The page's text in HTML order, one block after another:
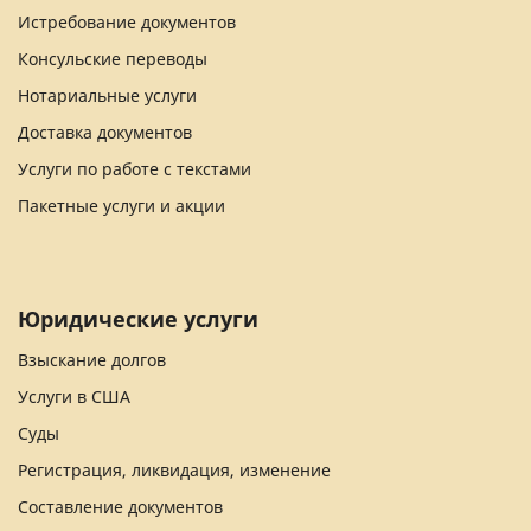
Истребование документов
Консульские переводы
Нотариальные услуги
Доставка документов
Услуги по работе с текстами
Пакетные услуги и акции
Юридические услуги
Взыскание долгов
Услуги в США
Суды
Регистрация, ликвидация, изменение
Составление документов